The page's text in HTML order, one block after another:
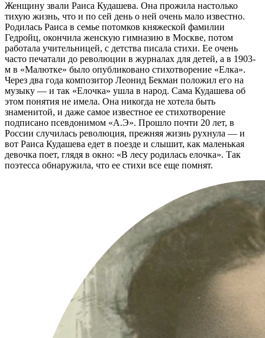
Женщину звали Раиса Кудашева. Она прожила настолько
тихую жизнь, что и по сей день о ней очень мало известно.
Родилась Раиса в семье потомков княжеской фамилии
Гедройц, окончила женскую гимназию в Москве, потом
работала учительницей, с детства писала стихи. Ее очень
часто печатали до революции в журналах для детей, а в 1903-
м в «Малютке» было опубликовано стихотворение «Елка».
Через два года композитор Леонид Бекман положил его на
музыку — и так «Елочка» ушла в народ. Сама Кудашева об
этом понятия не имела. Она никогда не хотела быть
знаменитой, и даже самое известное ее стихотворение
подписано псевдонимом «А.Э». Прошло почти 20 лет, в
России случилась революция, прежняя жизнь рухнула — и
вот Раиса Кудашева едет в поезде и слышит, как маленькая
девочка поет, глядя в окно: «В лесу родилась елочка». Так
поэтесса обнаружила, что ее стихи все еще помнят.